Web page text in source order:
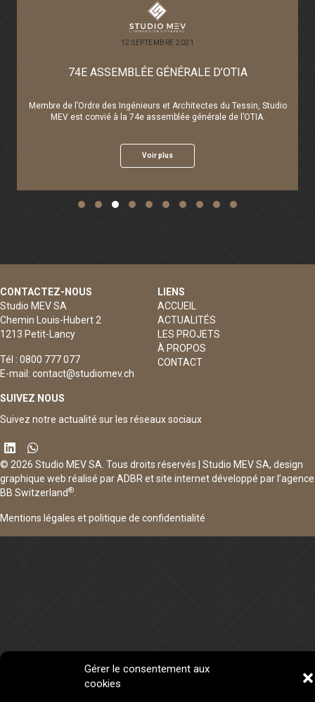
Gérer le consentement aux
cookies
Tessin, Studio
SACRÉ-COEUR, CONCEPTUALISER
Travaux en cours et pose de la première pierre
CONTACTEZ-NOUS
Studio MEV SA
Chemin Louis-Hubert 2
1213 Petit-Lancy
Tél : 0800 777 077
E-mail: contact@studiomev.ch
LIENS
ACCUEIL
ACTUALITÉS
LES PROJETS
À PROPOS
CONTACT
SUIVEZ NOUS
Suivez notre actualité sur les réseaux sociaux
© 2026 Studio MEV SA. Tous droits réservés | Studio MEV SA, design
graphique web réalisé parADBRet site internet développé par l’agence
BB Switzerland®.
Mentions légales et politique de confidentialité